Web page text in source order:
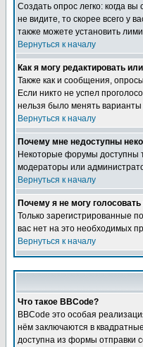
Создать опрос легко: когда
не видите, то скорее всего у
также можете установить
Вернуться к началу
Как я могу редактировать
Также как и сообщения,
Если никто не успел
нельзя было менять варианты
Вернуться к началу
Почему мне недоступны
Некоторые форумы доступны
модераторы или
Вернуться к началу
Почему я не могу
Только зарегистрированные
вас нет на это необходимых
Вернуться к началу
Что такое BBCode?
BBCode это особая
нём заключаются в
доступна из формы отправки